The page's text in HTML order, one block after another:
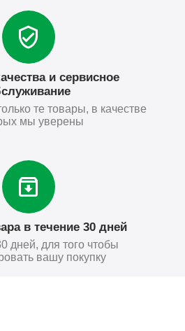
и сервисное
те товары, в качестве
мы уверены
в течение 30 дней
дней, для того чтобы
вашу покупку